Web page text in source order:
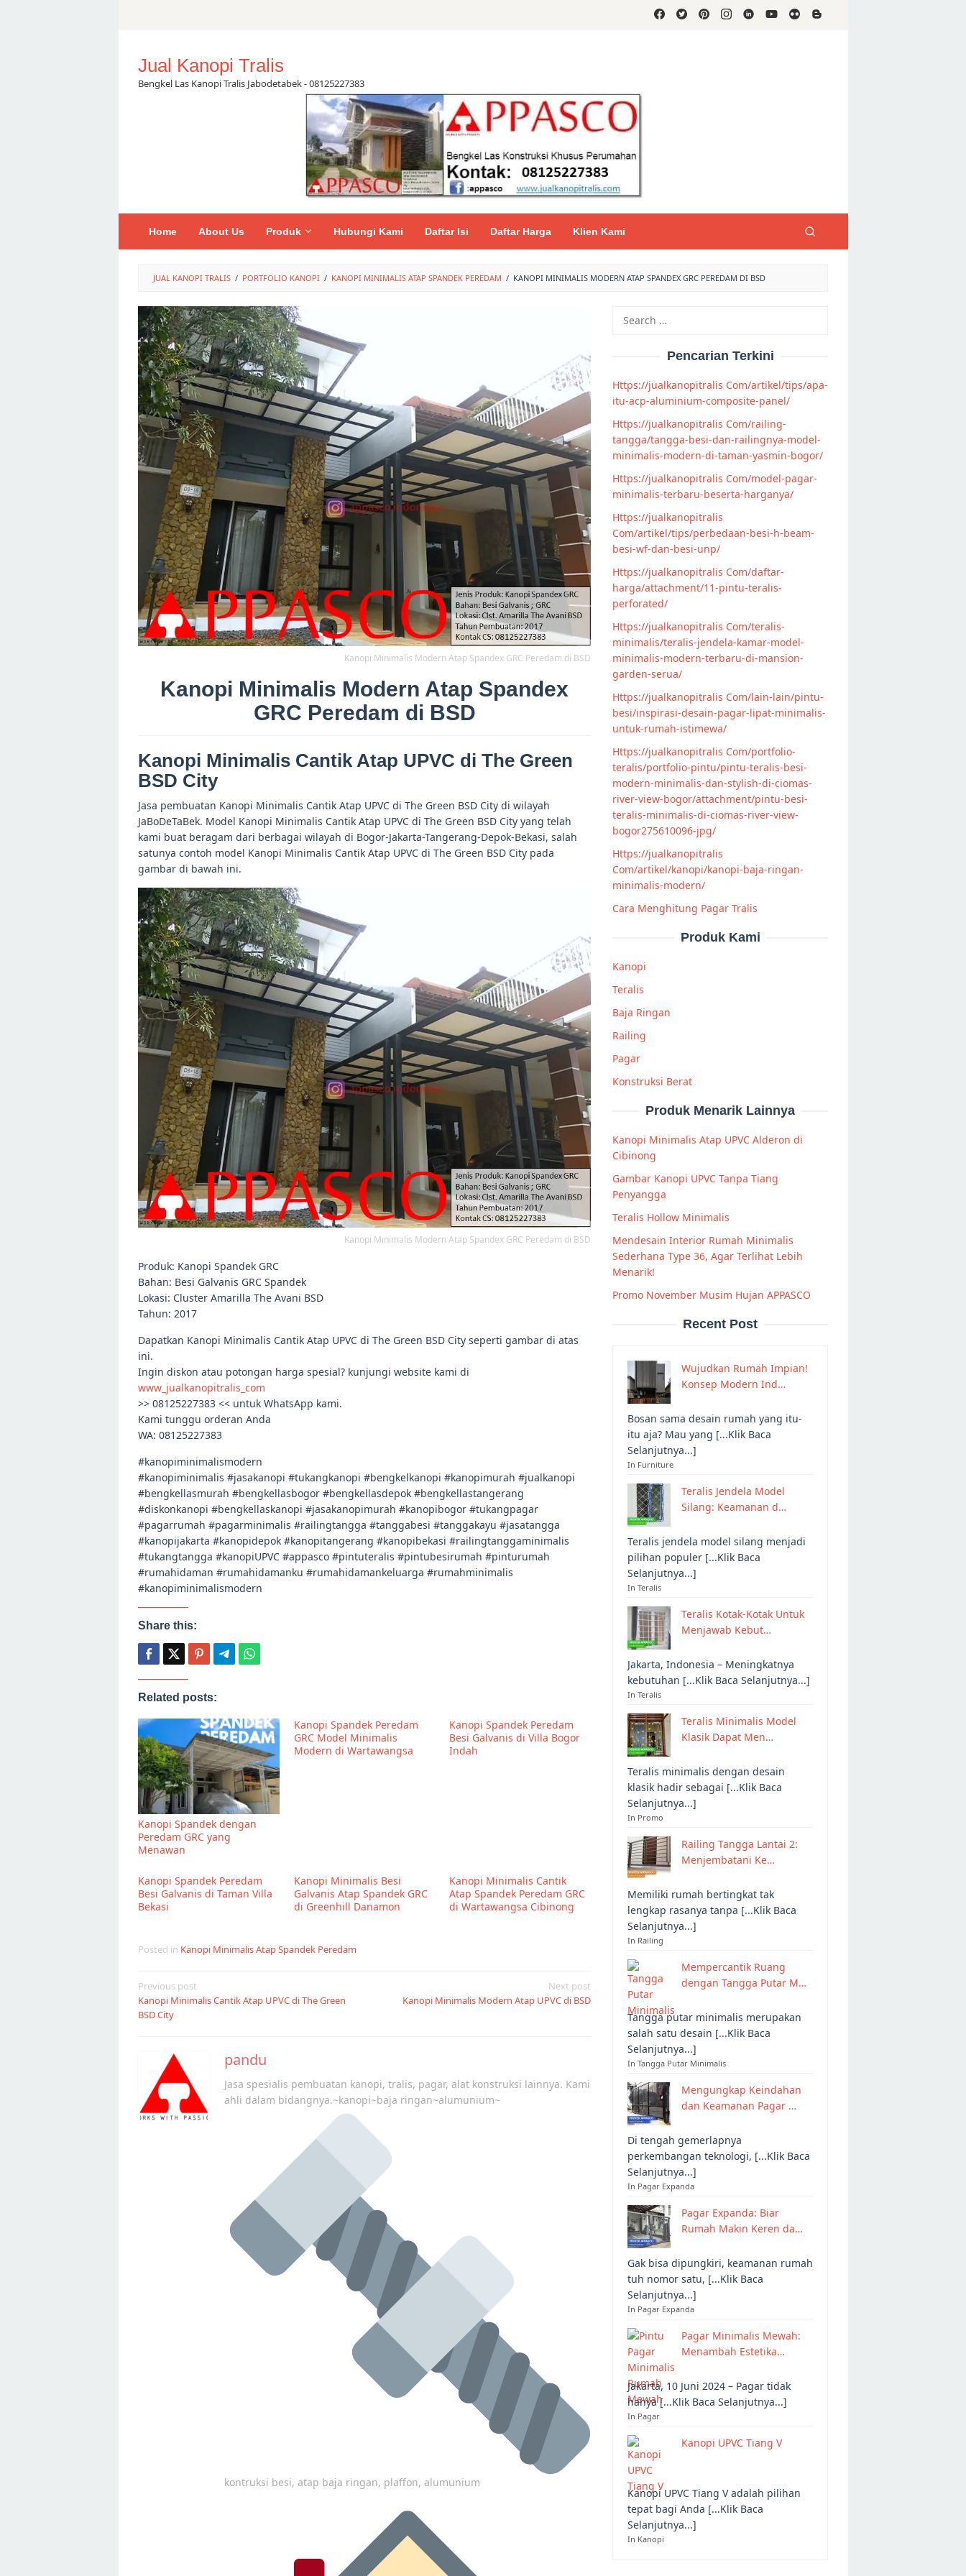
Jual Kanopi Tralis
Bengkel Las Kanopi Tralis Jabodetabek - 08125227383
Home About Us Produk Hubungi Kami Daftar Isi Daftar Harga Klien Kami
JUAL KANOPI TRALIS / PORTFOLIO KANOPI / KANOPI MINIMALIS ATAP SPANDEK PEREDAM / KANOPI MINIMALIS MODERN ATAP SPANDEX GRC PEREDAM DI BSD
Kanopi Minimalis Modern Atap Spandex GRC Peredam di BSD
Kanopi Minimalis Modern Atap Spandex
GRC Peredam di BSD
Kanopi Minimalis Cantik Atap UPVC di The Green
BSD City
Jasa pembuatan Kanopi Minimalis Cantik Atap UPVC di The Green BSD City di wilayah
JaBoDeTaBek. Model Kanopi Minimalis Cantik Atap UPVC di The Green BSD City yang telah
kami buat beragam dari berbagai wilayah di Bogor-Jakarta-Tangerang-Depok-Bekasi, salah
satunya contoh model Kanopi Minimalis Cantik Atap UPVC di The Green BSD City pada
gambar di bawah ini.
Kanopi Minimalis Modern Atap Spandex GRC Peredam di BSD
Produk: Kanopi Spandek GRC
Bahan: Besi Galvanis GRC Spandek
Lokasi: Cluster Amarilla The Avani BSD
Tahun: 2017
Dapatkan Kanopi Minimalis Cantik Atap UPVC di The Green BSD City seperti gambar di atas
ini.
Ingin diskon atau potongan harga spesial? kunjungi website kami di
www_jualkanopitralis_com
>> 08125227383 << untuk WhatsApp kami.
Kami tunggu orderan Anda
WA: 08125227383
#kanopiminimalismodern
#kanopiminimalis #jasakanopi #tukangkanopi #bengkelkanopi #kanopimurah #jualkanopi
#bengkellasmurah #bengkellasbogor #bengkellasdepok #bengkellastangerang
#diskonkanopi #bengkellaskanopi #jasakanopimurah #kanopibogor #tukangpagar
#pagarrumah #pagarminimalis #railingtangga #tanggabesi #tanggakayu #jasatangga
#kanopijakarta #kanopidepok #kanopitangerang #kanopibekasi #railingtanggaminimalis
#tukangtangga #kanopiUPVC #appasco #pintuteralis #pintubesirumah #pinturumah
#rumahidaman #rumahidamanku #rumahidamankeluarga #rumahminimalis
#kanopiminimalismodern
Share this:
Related posts:
Kanopi Spandek dengan
Peredam GRC yang
Menawan
Kanopi Spandek Peredam
GRC Model Minimalis
Modern di Wartawangsa
Kanopi Spandek Peredam
Besi Galvanis di Villa Bogor
Indah
Kanopi Spandek Peredam
Besi Galvanis di Taman Villa
Bekasi
Kanopi Minimalis Besi
Galvanis Atap Spandek GRC
di Greenhill Danamon
Kanopi Minimalis Cantik
Atap Spandek Peredam GRC
di Wartawangsa Cibinong
Posted in Kanopi Minimalis Atap Spandek Peredam
Post
navigation
Previous post
Kanopi Minimalis Cantik Atap UPVC di The Green
BSD City
Next post
Kanopi Minimalis Modern Atap UPVC di BSD
pandu
Jasa spesialis pembuatan kanopi, tralis, pagar, alat konstruksi lainnya. Kami
ahli dalam bidangnya.~kanopi~baja ringan~alumunium~
kontruksi besi, atap baja ringan, plaffon, alumunium
for:
Pencarian Terkini
Https://jualkanopitralis Com/artikel/tips/apa-
itu-acp-aluminium-composite-panel/
Https://jualkanopitralis Com/railing-
tangga/tangga-besi-dan-railingnya-model-
minimalis-modern-di-taman-yasmin-bogor/
Https://jualkanopitralis Com/model-pagar-
minimalis-terbaru-beserta-harganya/
Https://jualkanopitralis
Com/artikel/tips/perbedaan-besi-h-beam-
besi-wf-dan-besi-unp/
Https://jualkanopitralis Com/daftar-
harga/attachment/11-pintu-teralis-
perforated/
Https://jualkanopitralis Com/teralis-
minimalis/teralis-jendela-kamar-model-
minimalis-modern-terbaru-di-mansion-
garden-serua/
Https://jualkanopitralis Com/lain-lain/pintu-
besi/inspirasi-desain-pagar-lipat-minimalis-
untuk-rumah-istimewa/
Https://jualkanopitralis Com/portfolio-
teralis/portfolio-pintu/pintu-teralis-besi-
modern-minimalis-dan-stylish-di-ciomas-
river-view-bogor/attachment/pintu-besi-
teralis-minimalis-di-ciomas-river-view-
bogor275610096-jpg/
Https://jualkanopitralis
Com/artikel/kanopi/kanopi-baja-ringan-
minimalis-modern/
Cara Menghitung Pagar Tralis
Produk Kami
Kanopi
Teralis
Baja Ringan
Railing
Pagar
Konstruksi Berat
Produk Menarik Lainnya
Kanopi Minimalis Atap UPVC Alderon di
Cibinong
Gambar Kanopi UPVC Tanpa Tiang
Penyangga
Teralis Hollow Minimalis
Mendesain Interior Rumah Minimalis
Sederhana Type 36, Agar Terlihat Lebih
Menarik!
Promo November Musim Hujan APPASCO
Recent Post
Wujudkan Rumah Impian!
Konsep Modern Ind…
Bosan sama desain rumah yang itu-
itu aja? Mau yang [...Klik Baca
Selanjutnya...]
In Furniture
Teralis Jendela Model
Silang: Keamanan d…
Teralis jendela model silang menjadi
pilihan populer [...Klik Baca
Selanjutnya...]
In Teralis
Teralis Kotak-Kotak Untuk
Menjawab Kebut…
Jakarta, Indonesia – Meningkatnya
kebutuhan [...Klik Baca Selanjutnya...]
In Teralis
Teralis Minimalis Model
Klasik Dapat Men…
Teralis minimalis dengan desain
klasik hadir sebagai [...Klik Baca
Selanjutnya...]
In Promo
Railing Tangga Lantai 2:
Menjembatani Ke…
Memiliki rumah bertingkat tak
lengkap rasanya tanpa [...Klik Baca
Selanjutnya...]
In Railing
Mempercantik Ruang
dengan Tangga Putar M…
Tangga putar minimalis merupakan
salah satu desain [...Klik Baca
Selanjutnya...]
In Tangga Putar Minimalis
Mengungkap Keindahan
dan Keamanan Pagar …
Di tengah gemerlapnya
perkembangan teknologi, [...Klik Baca
Selanjutnya...]
In Pagar Expanda
Pagar Expanda: Biar
Rumah Makin Keren da…
Gak bisa dipungkiri, keamanan rumah
tuh nomor satu, [...Klik Baca
Selanjutnya...]
In Pagar Expanda
Pagar Minimalis Mewah:
Menambah Estetika…
Jakarta, 10 Juni 2024 – Pagar tidak
hanya [...Klik Baca Selanjutnya...]
In Pagar
Kanopi UPVC Tiang V
Kanopi UPVC Tiang V adalah pilihan
tepat bagi Anda [...Klik Baca
Selanjutnya...]
In Kanopi